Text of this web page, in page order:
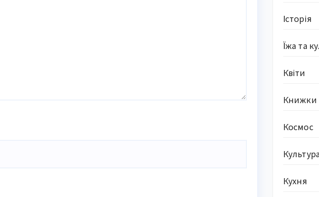
Історія
Їжа та
Квіти
Книжки
Космос
Кухня